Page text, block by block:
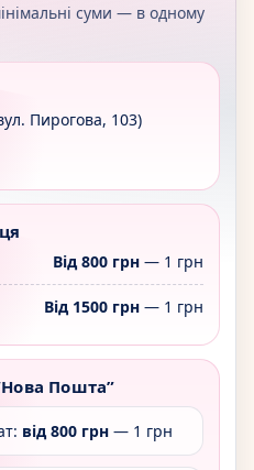
суми — в одному
Пирогова, 103)
Від 800 грн— 1 грн
Від 1500 грн— 1 грн
Пошта”
від 800 грн — 1 грн